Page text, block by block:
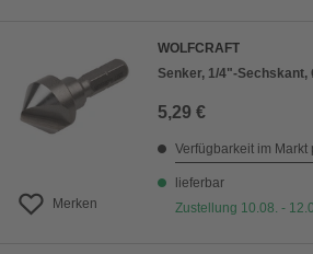
Merken
WOLFCRAFT
Senker, 1/4"-Sechskant,
5,29 €
Verfügbarkeit im Markt
lieferbar
Zustellung 10.08. -